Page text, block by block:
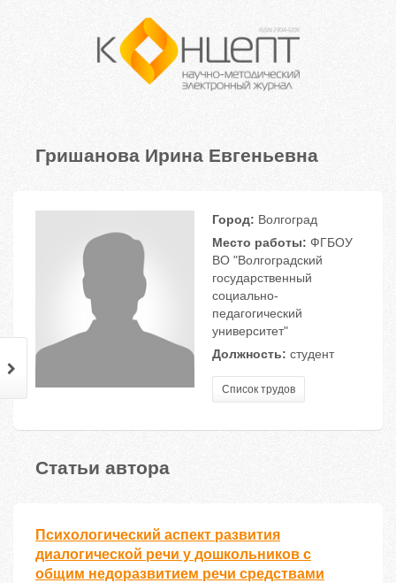
Гришанова Ирина Евгеньевна
Город: Волгоград
Место работы: ФГБОУ
ВО "Волгоградский
государственный
социально-
педагогический
университет"
Должность: студент
Список трудов
Статьи автора
Психологический аспект развития
диалогической речи у дошкольников с
общим недоразвитием речи средствами